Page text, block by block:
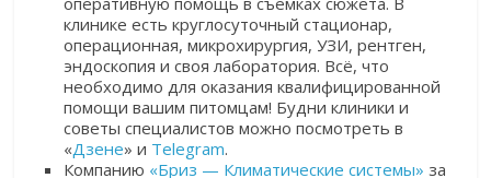
клинике есть круглосуточный стационар,
операционная, микрохирургия, УЗИ, рентген,
эндоскопия и своя лаборатория. Всё, что
необходимо для оказания квалифицированной
помощи вашим питомцам! Будни клиники и
советы специалистов можно посмотреть в
«Дзене» и Telegram.
Компанию «Бриз — Климатические системы» за